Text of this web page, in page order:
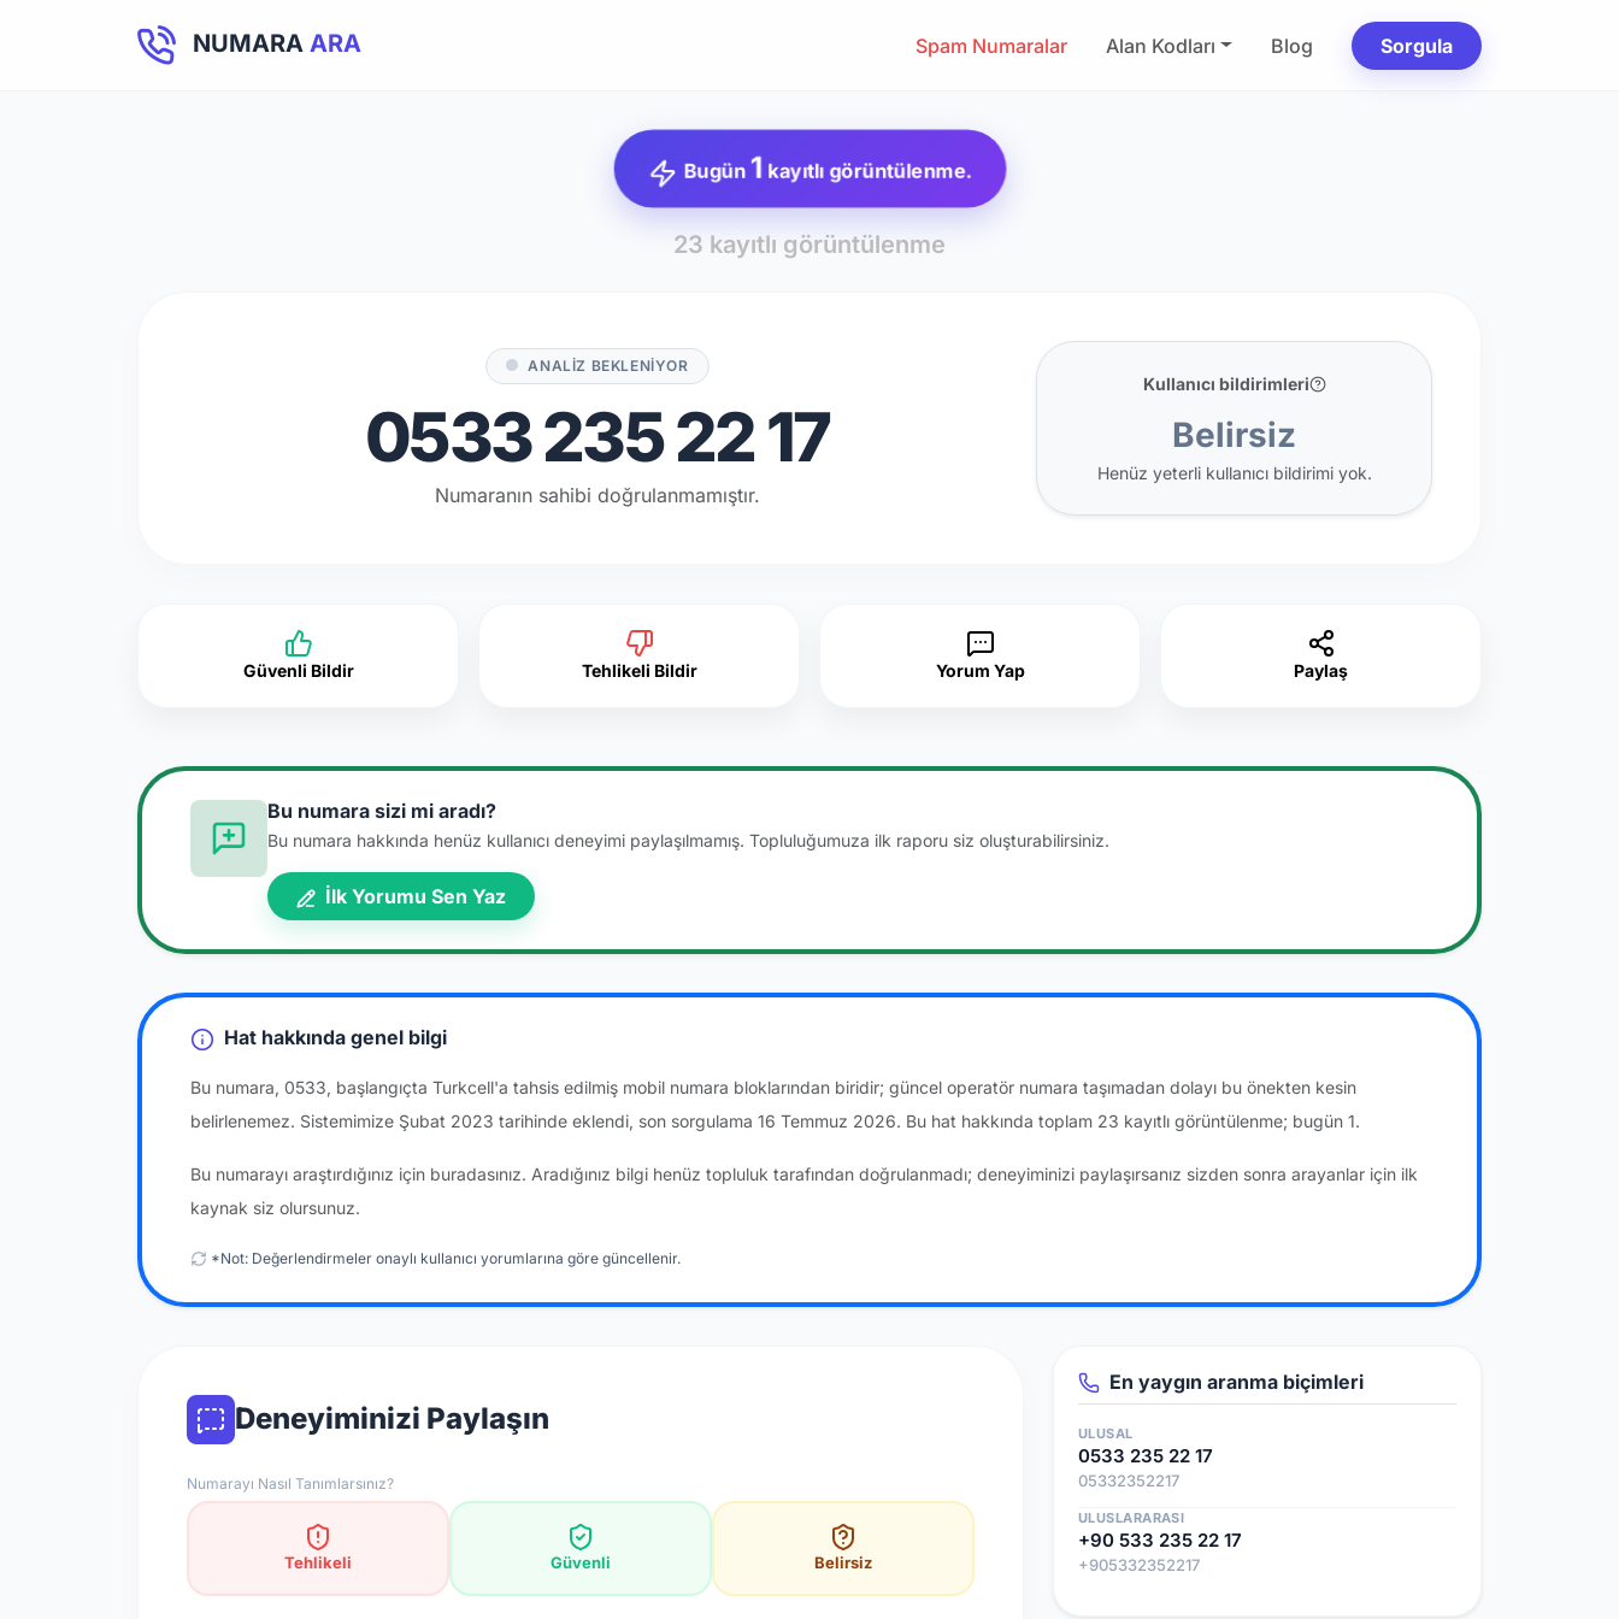
NUMARA ARA Spam Numaralar Alan Kodları Blog Sorgula
Bugün1 kayıtlı görüntülenme.
23 kayıtlı görüntülenme
ANALİZ BEKLENİYOR
0533 235 22 17
Numaranın sahibi doğrulanmamıştır.
Kullanıcı bildirimleri
Belirsiz
Henüz yeterli kullanıcı bildirimi yok.
Güvenli Bildir Tehlikeli Bildir Yorum Yap Paylaş
Bu numara sizi mi aradı?
Bu numara hakkında henüz kullanıcı deneyimi paylaşılmamış. Topluluğumuza ilk raporu siz oluşturabilirsiniz.
İlk Yorumu Sen Yaz
Hat hakkında genel bilgi
Bu numara, 0533, başlangıçta Turkcell'a tahsis edilmiş mobil numara bloklarından biridir; güncel operatör numara taşımadan dolayı bu önekten kesin
belirlenemez. Sistemimize Şubat 2023 tarihinde eklendi, son sorgulama 16 Temmuz 2026. Bu hat hakkında toplam 23 kayıtlı görüntülenme; bugün 1.
Bu numarayı araştırdığınız için buradasınız. Aradığınız bilgi henüz topluluk tarafından doğrulanmadı; deneyiminizi paylaşırsanız sizden sonra arayanlar için ilk
kaynak siz olursunuz.
*Not: Değerlendirmeler onaylı kullanıcı yorumlarına göre güncellenir.
Deneyiminizi Paylaşın
Numarayı Nasıl Tanımlarsınız?
Tehlikeli Güvenli Belirsiz
En yaygın aranma biçimleri
ULUSAL
0533 235 22 17
05332352217
ULUSLARARASI
+90 533 235 22 17
+905332352217